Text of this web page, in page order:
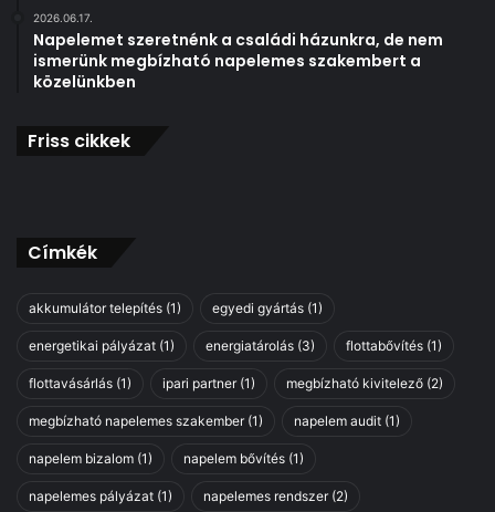
2026.06.17.
Napelemet szeretnénk a családi házunkra, de nem
ismerünk megbízható napelemes szakembert a
közelünkben
Friss cikkek
Címkék
akkumulátor telepítés (1) egyedi gyártás (1)
energetikai pályázat (1) energiatárolás (3) flottabővítés (1)
flottavásárlás (1) ipari partner(1) megbízható kivitelező (2)
megbízható napelemes szakember(1) napelem audit (1)
napelem bizalom (1) napelem bővítés (1)
napelemes pályázat (1) napelemes rendszer(2)